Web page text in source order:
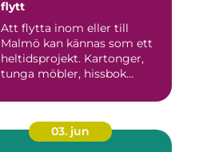
flytt
Att flytta inom eller till
Malmö kan kännas som ett
heltidsprojekt. Kartonger,
tunga möbler, hissbok...
03. jun